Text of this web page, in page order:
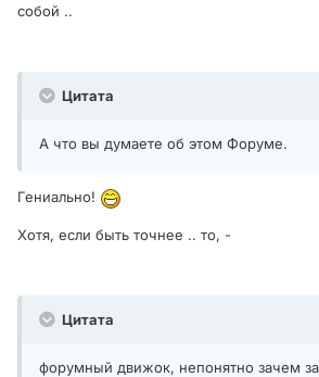
собой ..
Цитата
А что вы думаете об этом Форуме.
Гениально!
Хотя, если быть точнее .. то, -
Цитата
форумный движок, непонятно зачем